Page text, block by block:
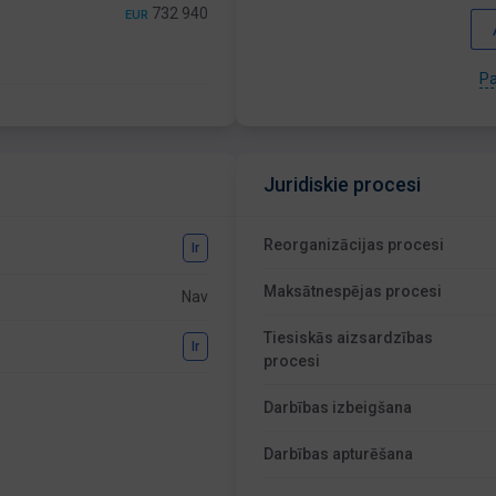
EUR 732 940
Ir
Nav
Ir
Juridiskie procesi
Reorganizācijas procesi
Maksātnespējas procesi
Tiesiskās aizsardzības
procesi
Darbības izbeigšana
Darbības apturēšana